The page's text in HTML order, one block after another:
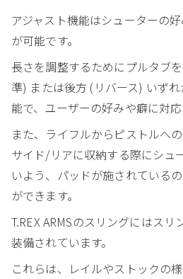
アジャスト機能はシューターの
が可能です。
長さを調整するためにプルタブ
準) または後方 (リバース) いず
能で、ユーザーの好みや癖に対応
また、ライフルからピストルへ
サイド/リアに収納する際にシュ
いよう、パッドが施されている
ができます。
T.REX ARMSのスリングにはス
装備されています。
これらは、レイルやストックの